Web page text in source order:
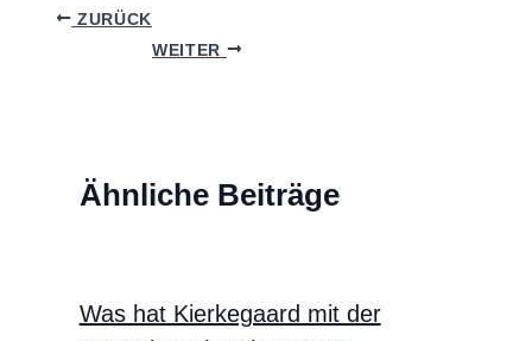
ZURÜCK
WEITER
Ähnliche Beiträge
Was hat Kierkegaard mit der